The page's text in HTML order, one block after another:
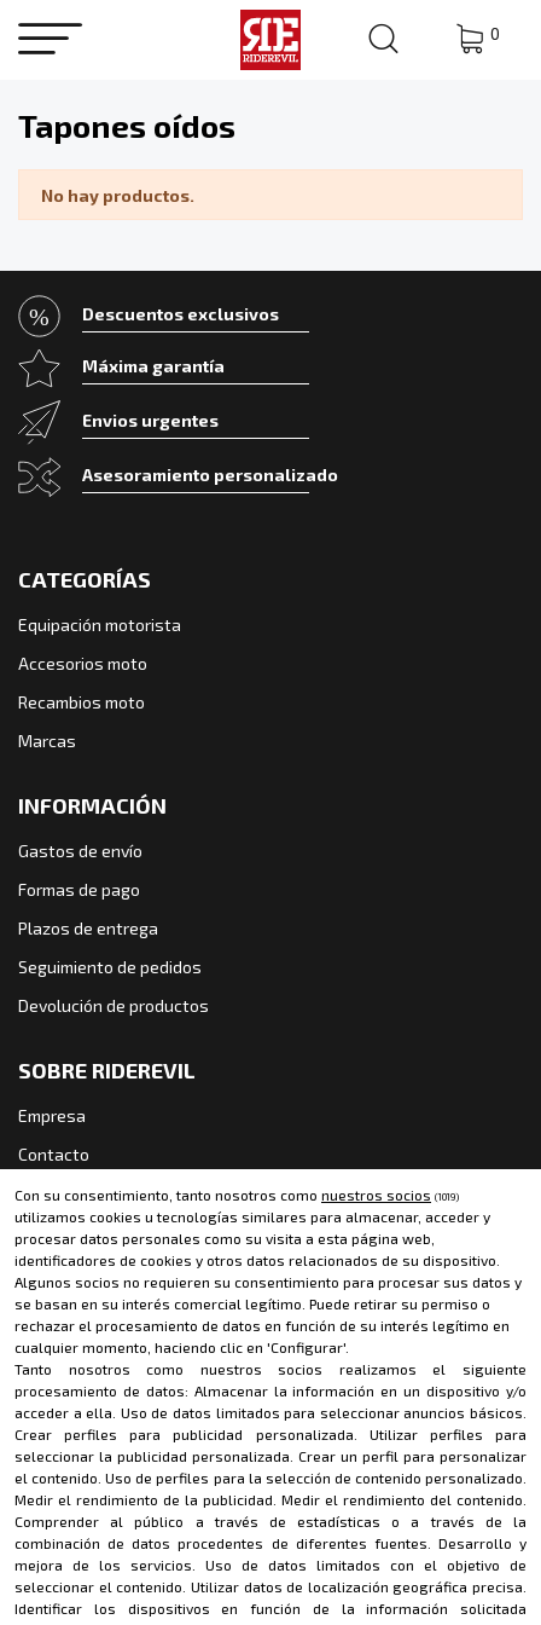
0
Tapones oídos
No hay productos.
Descuentos exclusivos
Máxima garantía
Envios urgentes
Asesoramiento personalizado
CATEGORÍAS
Equipación motorista
Accesorios moto
Recambios moto
Marcas
INFORMACIÓN
Gastos de envío
Formas de pago
Plazos de entrega
Seguimiento de pedidos
Devolución de productos
SOBRE RIDEREVIL
Empresa
Contacto
Política de cookies
Política de privacidad
Aviso legal
CONTACTO
riderevil@riderevil.com
MÉTODOS DE PAGO
Copyright · 2022 Rider Evil / Todos los derechos reservados
Con su consentimiento, tanto nosotros como nuestros socios (1019)
utilizamos cookies u tecnologías similares para almacenar, acceder y
procesar datos personales como su visita a esta página web,
identificadores de cookies y otros datos relacionados de su dispositivo.
Algunos socios no requieren su consentimiento para procesar sus datos y
se basan en su interés comercial legítimo. Puede retirar su permiso o
rechazar el procesamiento de datos en función de su interés legítimo en
cualquier momento, haciendo clic en 'Configurar'.
Tanto nosotros como nuestros socios realizamos el siguiente
procesamiento de datos: Almacenar la información en un dispositivo y/o
acceder a ella Uso de datos limitados para seleccionar anuncios básicos
Crear perfiles para publicidad personalizada
Utilizar perfiles para
seleccionar la publicidad personalizada Crear un perfil para personalizar
el contenido .Uso de perfiles para la selección de contenido personalizado
Medir el rendimiento de la publicidad Medir el rendimiento del contenido
Comprender al público a través de estadísticas o a través de la
combinación de datos procedentes de diferentes fuentes
Desarrollo y
mejora de los servicios
Uso de datos limitados con el objetivo de
seleccionar el contenido Utilizar datos de localización geográfica precisa
Identificar los dispositivos en función de la información solicitada